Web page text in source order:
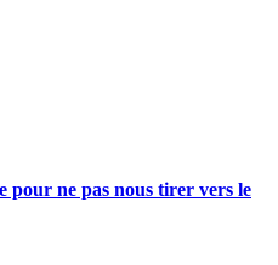
pour ne pas nous tirer vers le